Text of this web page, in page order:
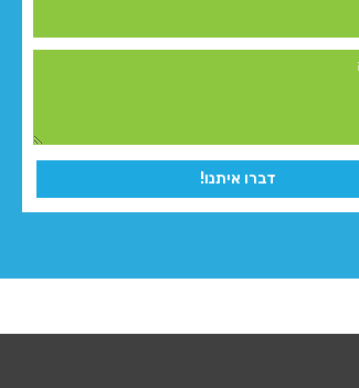
דברו איתנו!